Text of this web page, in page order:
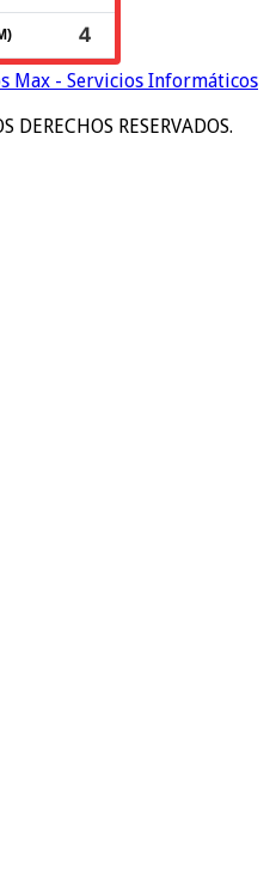
Max - Servicios Informáticos
RESERVADOS.